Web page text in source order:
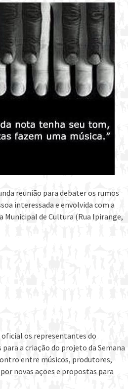
reunião para debater os rumos
interessada e envolvida com a
Municipal de Cultura (Rua Ipirange,
oficial os representantes do
a criação do projeto da Semana
entre músicos, produtores,
novas ações e propostas para